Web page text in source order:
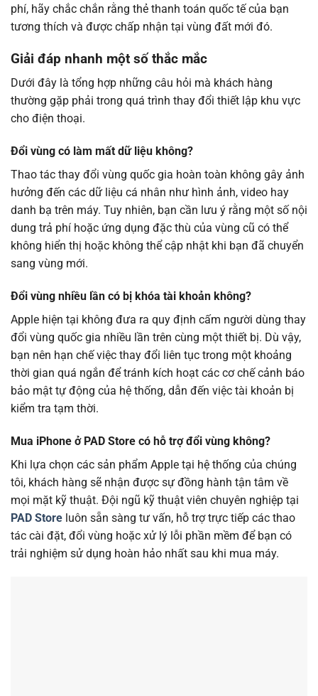
phí, hãy chắc chắn rằng thẻ thanh toán quốc tế của bạn
tương thích và được chấp nhận tại vùng đất mới đó.
Giải đáp nhanh một số thắc mắc
Dưới đây là tổng hợp những câu hỏi mà khách hàng
thường gặp phải trong quá trình thay đổi thiết lập khu vực
cho điện thoại.
Đổi vùng có làm mất dữ liệu không?
Thao tác thay đổi vùng quốc gia hoàn toàn không gây ảnh
hưởng đến các dữ liệu cá nhân như hình ảnh, video hay
danh bạ trên máy. Tuy nhiên, bạn cần lưu ý rằng một số nội
dung trả phí hoặc ứng dụng đặc thù của vùng cũ có thể
không hiển thị hoặc không thể cập nhật khi bạn đã chuyển
sang vùng mới.
Đổi vùng nhiều lần có bị khóa tài khoản không?
Apple hiện tại không đưa ra quy định cấm người dùng thay
đổi vùng quốc gia nhiều lần trên cùng một thiết bị. Dù vậy,
bạn nên hạn chế việc thay đổi liên tục trong một khoảng
thời gian quá ngắn để tránh kích hoạt các cơ chế cảnh báo
bảo mật tự động của hệ thống, dẫn đến việc tài khoản bị
kiểm tra tạm thời.
Mua iPhone ở PAD Store có hỗ trợ đổi vùng không?
Khi lựa chọn các sản phẩm Apple tại hệ thống của chúng
tôi, khách hàng sẽ nhận được sự đồng hành tận tâm về
mọi mặt kỹ thuật. Đội ngũ kỹ thuật viên chuyên nghiệp tại
PAD Store luôn sẵn sàng tư vấn, hỗ trợ trực tiếp các thao
tác cài đặt, đổi vùng hoặc xử lý lỗi phần mềm để bạn có
trải nghiệm sử dụng hoàn hảo nhất sau khi mua máy.